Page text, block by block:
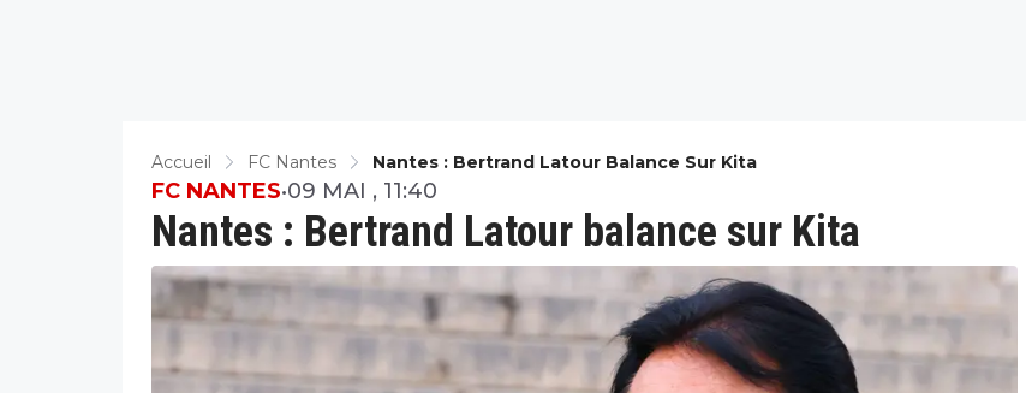
Accueil FC Nantes Nantes : Bertrand Latour Balance Sur Kita
Nantes : Bertrand Latour balance sur Kita
FC NANTES•09 MAI , 11:40